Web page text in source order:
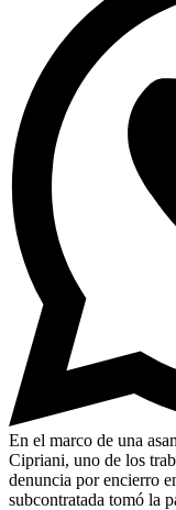
En el marco de una
Cipriani, uno de los
denuncia por encierro
subcontratada tomó la